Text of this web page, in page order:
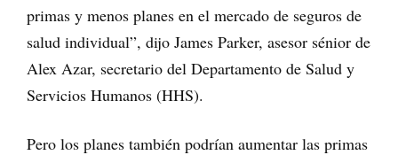
primas y menos planes en el mercado de seguros de
salud individual”, dijo James Parker, asesor sénior de
Alex Azar, secretario del Departamento de Salud y
Servicios Humanos (HHS).
Pero los planes también podrían aumentar las primas